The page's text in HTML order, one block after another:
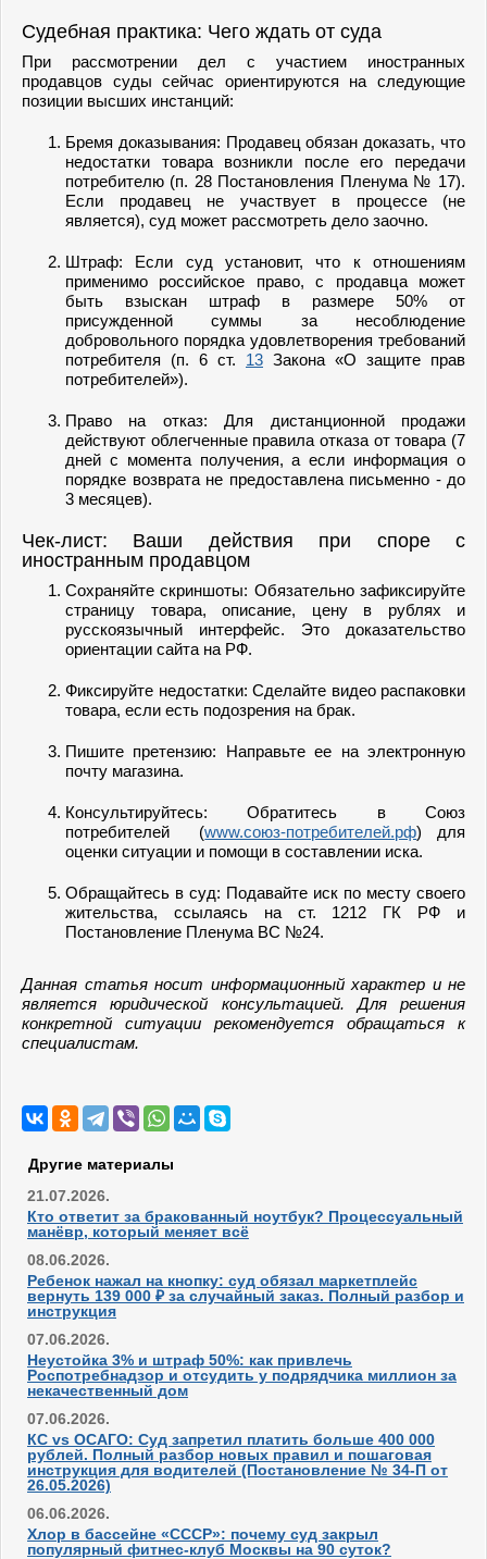
Судебная практика: Чего ждать от суда
При рассмотрении дел с участием иностранных
продавцов суды сейчас ориентируются на следующие
позиции высших инстанций:
Бремя доказывания: Продавец обязан доказать, что
недостатки товара возникли после его передачи
потребителю (п. 28 Постановления Пленума № 17).
Если продавец не участвует в процессе (не
является), суд может рассмотреть дело заочно.
Штраф: Если суд установит, что к отношениям
применимо российское право, с продавца может
быть взыскан штраф в размере 50% от
присужденной суммы за несоблюдение
добровольного порядка удовлетворения требований
потребителя (п. 6 ст. 13 Закона «О защите прав
потребителей»).
Право на отказ: Для дистанционной продажи
действуют облегченные правила отказа от товара (7
дней с момента получения, а если информация о
порядке возврата не предоставлена письменно - до
3 месяцев).
Чек-лист: Ваши действия при споре с
иностранным продавцом
Сохраняйте скриншоты: Обязательно зафиксируйте
страницу товара, описание, цену в рублях и
русскоязычный интерфейс. Это доказательство
ориентации сайта на РФ.
Фиксируйте недостатки: Сделайте видео распаковки
товара, если есть подозрения на брак.
Пишите претензию: Направьте ее на электронную
почту магазина.
Консультируйтесь: Обратитесь в Союз
потребителей (www.союз-потребителей.рф) для
оценки ситуации и помощи в составлении иска.
Обращайтесь в суд: Подавайте иск по месту своего
жительства, ссылаясь на ст. 1212 ГК РФ и
Постановление Пленума ВС №24.
Данная статья носит информационный характер и не
является юридической консультацией. Для решения
конкретной ситуации рекомендуется обращаться к
специалистам.
Другие материалы
21.07.2026.
Кто ответит за бракованный ноутбук? Процессуальный
манёвр, который меняет всё
08.06.2026.
Ребенок нажал на кнопку: суд обязал маркетплейс
вернуть 139 000 ₽ за случайный заказ. Полный разбор и
инструкция
07.06.2026.
Неустойка 3% и штраф 50%: как привлечь
Роспотребнадзор и отсудить у подрядчика миллион за
некачественный дом
07.06.2026.
КС vs ОСАГО: Суд запретил платить больше 400 000
рублей. Полный разбор новых правил и пошаговая
инструкция для водителей (Постановление № 34-П от
26.05.2026)
06.06.2026.
Хлор в бассейне «СССР»: почему суд закрыл
популярный фитнес-клуб Москвы на 90 суток?